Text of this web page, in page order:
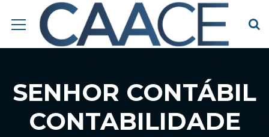
SENHOR CONTÁBIL
CONTABILIDADE